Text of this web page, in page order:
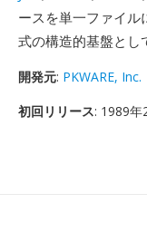
ースを単一ファイル
式の構造的基盤とし
開発元: PKWARE, Inc.
初回リリース: 1989年